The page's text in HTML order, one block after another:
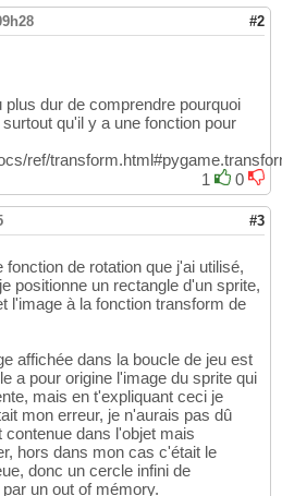
#2
dur de comprendre pourquoi
qu'il y a une fonction pour
ref/
1
0
#3
de rotation que j'ai utilisé,
positionne un rectangle d'un sprite,
l'image à la fonction transform de
affichée dans la boucle de jeu est
a pour origine l'image du sprite qui
mais en t'expliquant ceci je
mon erreur, je n'aurais pas dû
contenue dans l'objet mais
hors dans mon cas c'était le
donc un cercle infini de
un out of mémory.